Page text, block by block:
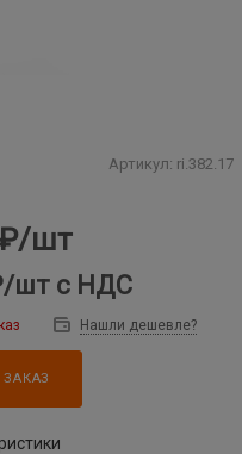
Артикул: ri.382.17
/шт
/шт с НДС
Нашли дешевле?